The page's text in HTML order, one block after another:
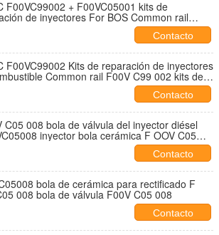
F00VC99002 + F00VC05001 kits de
de inyectores For BOS Common rail
C99 002 JUEGO DE BOLAS DE ACERO
Contacto
F00VC99002 Kits de reparación de inyectores
Common rail F00V C99 002 kits de
de inyectores diésel For BOS
Contacto
C05 008 bola de válvula del inyector diésel
inyector bola cerámica F OOV C05
Contacto
bola de cerámica para rectificado F
008 bola de válvula F00V C05 008
Contacto